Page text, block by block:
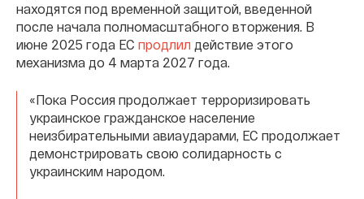
находятся под временной защитой, введенной
после начала полномасштабного вторжения. В
июне 2025 года ЕС продлил действие этого
механизма до 4 марта 2027 года.
«Пока Россия продолжает терроризировать
украинское гражданское население
неизбирательными авиаударами, ЕС продолжает
демонстрировать свою солидарность с
украинским народом.